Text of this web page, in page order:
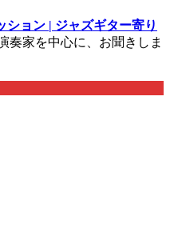
ョン | ジャズギター寄り
奏家を中心に、お聞きしま